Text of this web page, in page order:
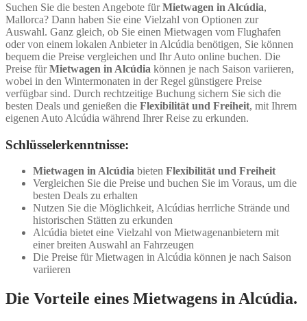
Suchen Sie die besten Angebote fürMietwagen in Alcúdia,
Mallorca? Dann haben Sie eine Vielzahl von Optionen zur
Auswahl. Ganz gleich, ob Sie einen Mietwagen vom Flughafen
oder von einem lokalen Anbieter in Alcúdia benötigen, Sie können
bequem die Preise vergleichen und Ihr Auto online buchen. Die
Preise fürMietwagen in Alcúdia können je nach Saison variieren,
wobei in den Wintermonaten in der Regel günstigere Preise
verfügbar sind. Durch rechtzeitige Buchung sichern Sie sich die
besten Deals und genießen die Flexibilität und Freiheit, mit Ihrem
eigenen Auto Alcúdia während Ihrer Reise zu erkunden.
Schlüsselerkenntnisse:
Mietwagen in Alcúdia bieten Flexibilität und Freiheit
Vergleichen Sie die Preise und buchen Sie im Voraus, um die
besten Deals zu erhalten
Nutzen Sie die Möglichkeit, Alcúdias herrliche Strände und
historischen Stätten zu erkunden
Alcúdia bietet eine Vielzahl von Mietwagenanbietern mit
einer breiten Auswahl an Fahrzeugen
Die Preise für Mietwagen in Alcúdia können je nach Saison
variieren
Die Vorteile eines Mietwagens in Alcúdia.